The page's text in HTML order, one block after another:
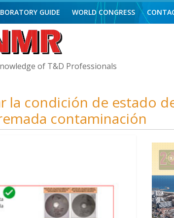
of T&D Professionals
GUIDE WORLD CONGRESS
la condición de estado
contaminación